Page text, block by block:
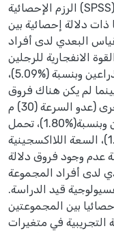
الرزم الإحصائية (SPSS) لتحليلها.
دلالة إحصائية بين
البعدي لدى أفراد
الانفجارية للرجلين
وبنسبة%24.51))، القوة الانفجارية للذراعين وبنسبة (%5.09)،
وبنسبة %37.59))، بينما لم يكن هناك فروق
ذات دلالة إحصائية في المتغيرات الأخرى (عدو السرعة (30) م
وبنسبة)، تحمل القوة لعضلات الذراعين وبنسبة(%1.80)، تحمل
القدرة لعضلات البطن وبنسبة (%1.80)، السعة اللااكسجينية
الدراسة عدم وجود فروق دلالة
لدى أفراد المجموعة
قيد الدراسة.
بين المجموعتين
التجريبية في متغيرات